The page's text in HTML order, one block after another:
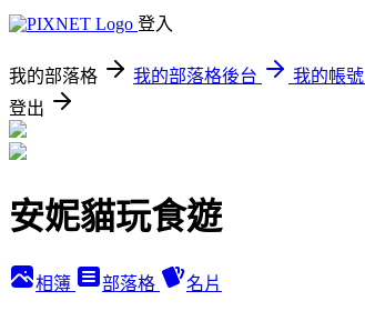
登入
我的部落格 我的部落格後台
我的帳號
登出
安妮貓玩食遊
相簿 部落格 名片